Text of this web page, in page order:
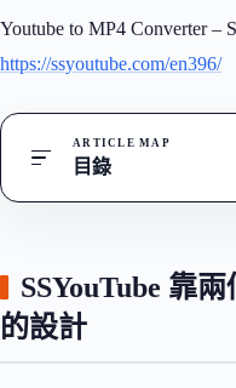
Youtube to MP4 Converter –
https://ssyoutube.com/en396/
ARTICLE MAP
目錄
SSYouTube 靠
的設計